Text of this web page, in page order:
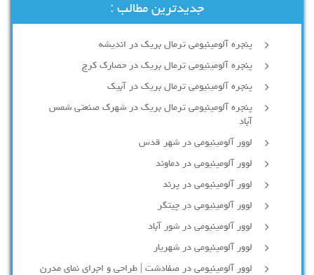
جدیدترین مطالب :
پنجره آلومینیومی ترمال بریک در اندیشه
پنجره آلومینیومی ترمال بریک در حصارک کرج
پنجره آلومینیومی ترمال بریک در آبیک
پنجره آلومینیومی ترمال بریک در شهرک صنعتی شمس
آباد
لوور آلومینیومی در شهر قدس
لوور آلومینیومی در دماوند
لوور آلومینیومی در پرند
لوور آلومینیومی در چیتگر
لوور آلومینیومی در شور آباد
لوور آلومينيومي در شهريار
لوور آلومینیومی در صفادشت | طراحی و اجرای نمای مدرن